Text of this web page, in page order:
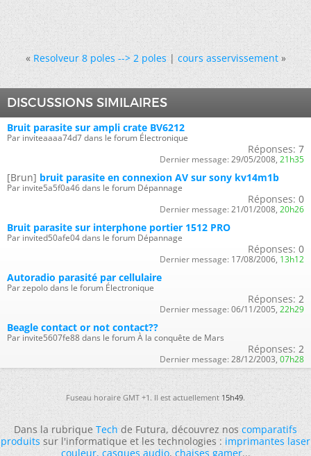
« Resolveur 8 poles --> 2 poles|cours asservissement »
DISCUSSIONS SIMILAIRES
Bruit parasite sur ampli crate BV6212
Par inviteaaaa74d7 dans le forum Électronique
Réponses: 7
Dernier message: 29/05/2008, 21h35
[Brun] bruit parasite en connexion AV sur sony kv14m1b
Par invite5a5f0a46 dans le forum Dépannage
Réponses: 0
Dernier message: 21/01/2008, 20h26
Bruit parasite sur interphone portier 1512 PRO
Par invited50afe04 dans le forum Dépannage
Réponses: 0
Dernier message: 17/08/2006, 13h12
Autoradio parasité par cellulaire
Par zepolo dans le forum Électronique
Réponses: 2
Dernier message: 06/11/2005, 22h29
Beagle contact or not contact??
Par invite5607fe88 dans le forum À la conquête de Mars
Réponses: 2
Dernier message: 28/12/2003, 07h28
Fuseau horaire GMT +1. Il est actuellement15h49.
Dans la rubriqueTechde Futura, découvrez noscomparatifs
produitssur l'informatique et les technologies :imprimantes laser
couleur,casques audio,chaises gamer...